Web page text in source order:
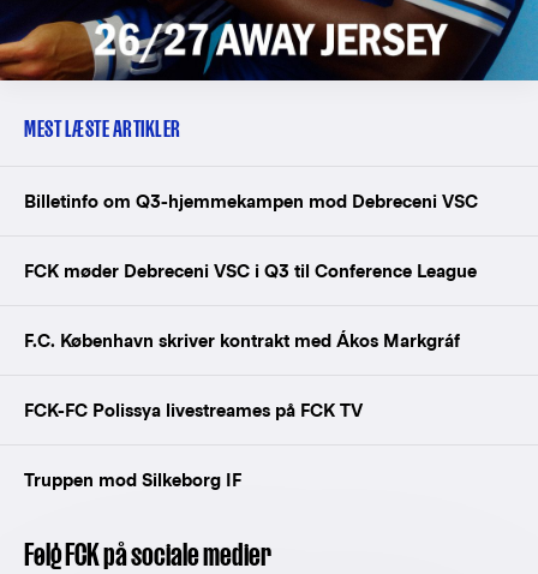
MEST LÆSTE ARTIKLER
Billetinfo om Q3-hjemmekampen mod Debreceni VSC
FCK møder Debreceni VSC i Q3 til Conference League
F.C. København skriver kontrakt med Ákos Markgráf
FCK-FC Polissya livestreames på FCK TV
Truppen mod Silkeborg IF
Følg FCK på sociale medier